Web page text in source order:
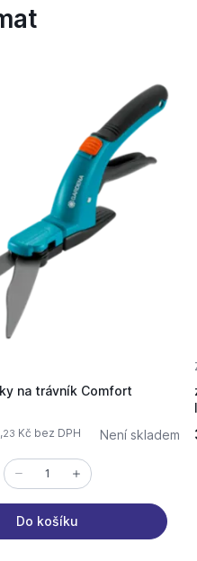
na trávník Comfort
23 Kč bez DPH Není skladem
Do košíku